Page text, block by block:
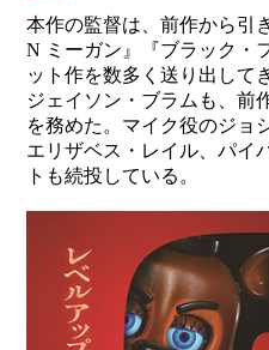
本作の監督は、前作から引
N ミーガン』『ブラック・
ット作を数多く送り出して
ジェイソン・ブラムも、前
を務めた。マイク役のジョ
エリザベス・レイル、パイ
トも続投している。